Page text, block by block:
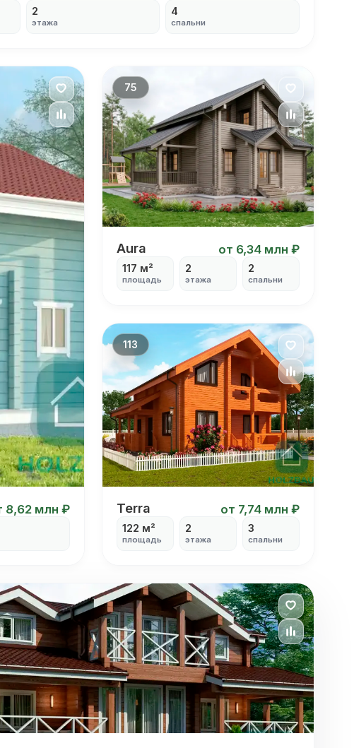
2
этажа
4
спальни
8,62 млн ₽
75
Aura
Aura от 6,34 млн ₽
117 м²
площадь
2
этажа
2
спальни
113
Terra
Terra от 7,74 млн ₽
122 м²
площадь
2
этажа
3
спальни